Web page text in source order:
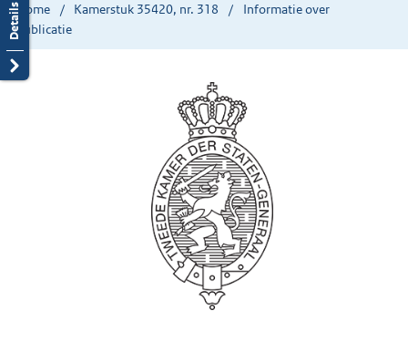
Home Kamerstuk 35420, nr. 318
Informatie over
publicatie